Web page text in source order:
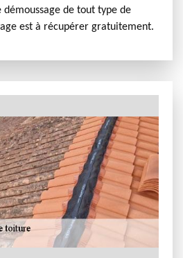
de tout type de
est à récupérer gratuitement.